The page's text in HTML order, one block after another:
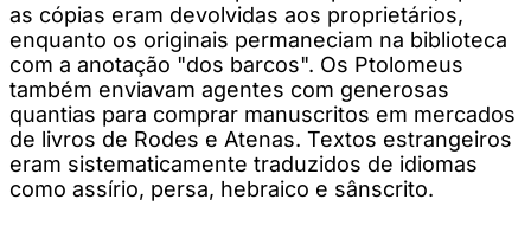
as cópias eram devolvidas aos proprietários,
enquanto os originais permaneciam na biblioteca
com a anotação "dos barcos". Os Ptolomeus
também enviavam agentes com generosas
quantias para comprar manuscritos em mercados
de livros de Rodes e Atenas. Textos estrangeiros
eram sistematicamente traduzidos de idiomas
como assírio, persa, hebraico e sânscrito.